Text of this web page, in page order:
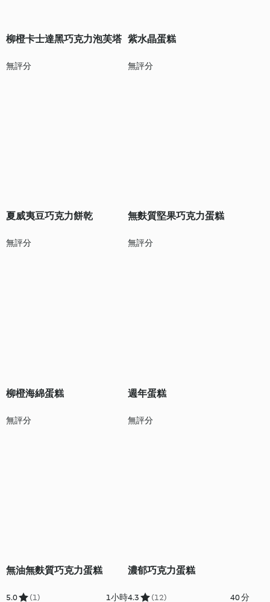
柳橙卡士達黑巧克力泡芙塔
無評分
紫水晶蛋糕
無評分
夏威夷豆巧克力餅乾
無評分
無麩質堅果巧克力蛋糕
無評分
柳橙海綿蛋糕
無評分
週年蛋糕
無評分
無油無麩質巧克力蛋糕
5.0 (1) 1小時
濃郁巧克力蛋糕
4.3 (12) 40 分